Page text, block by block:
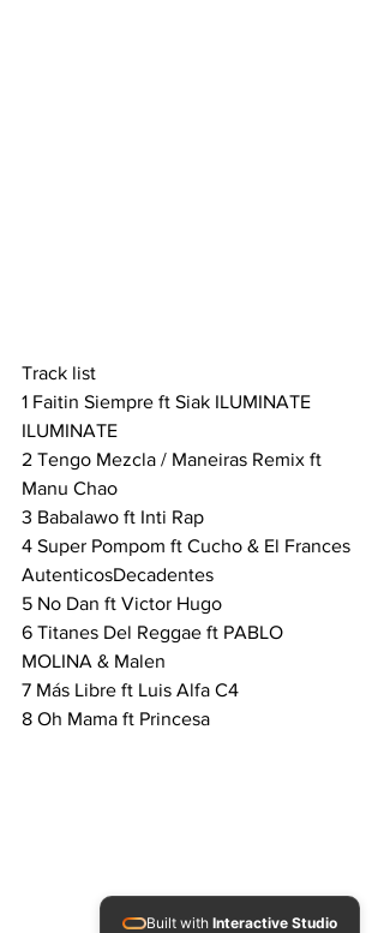
Track list
1 Faitin Siempre ft Siak ILUMINATE
ILUMINATE
2 Tengo Mezcla / Maneiras Remix ft
Manu Chao
3 Babalawo ft Inti Rap
4 Super Pompom ft Cucho & El Frances
AutenticosDecadentes
5 No Dan ft Victor Hugo
6 Titanes Del Reggae ft PABLO
MOLINA & Malen
7 Más Libre ft Luis Alfa C4
8 Oh Mama ft Princesa
Built with Interactive Studio